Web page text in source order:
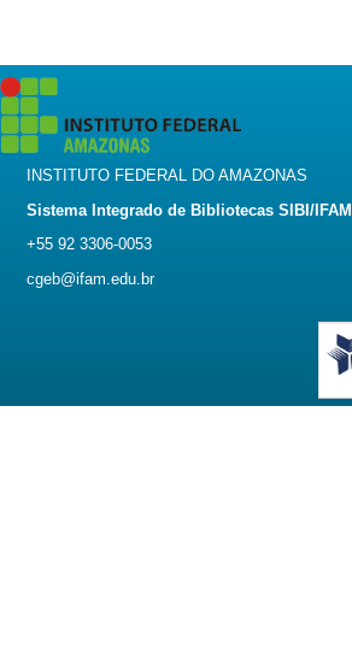
INSTITUTO FEDERAL DO AMAZONAS
Sistema Integrado de Bibliotecas SIBI/IFAM
+55 92 3306-0053
cgeb@ifam.edu.br